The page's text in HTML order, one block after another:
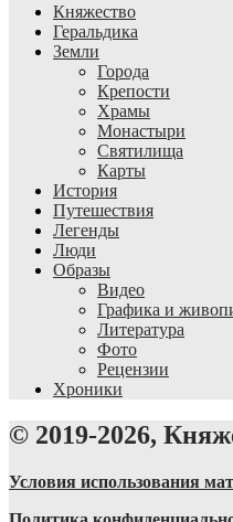
Княжество
Геральдика
Земли
Города
Крепости
Храмы
Монастыри
Святилища
Карты
История
Путешествия
Легенды
Люди
Образы
Видео
Графика и
Литература
Фото
Рецензии
Хроники
© 2019-2026,
Условия использования